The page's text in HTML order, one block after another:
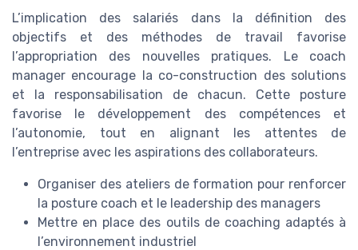
L’implication des salariés dans la définition des
objectifs et des méthodes de travail favorise
l’appropriation des nouvelles pratiques. Le coach
manager encourage la co-construction des solutions
et la responsabilisation de chacun. Cette posture
favorise le développement des compétences et
l’autonomie, tout en alignant les attentes de
l’entreprise avec les aspirations des collaborateurs.
Organiser des ateliers de formation pour renforcer
la posture coach et le leadership des managers
Mettre en place des outils de coaching adaptés à
l’environnement industriel